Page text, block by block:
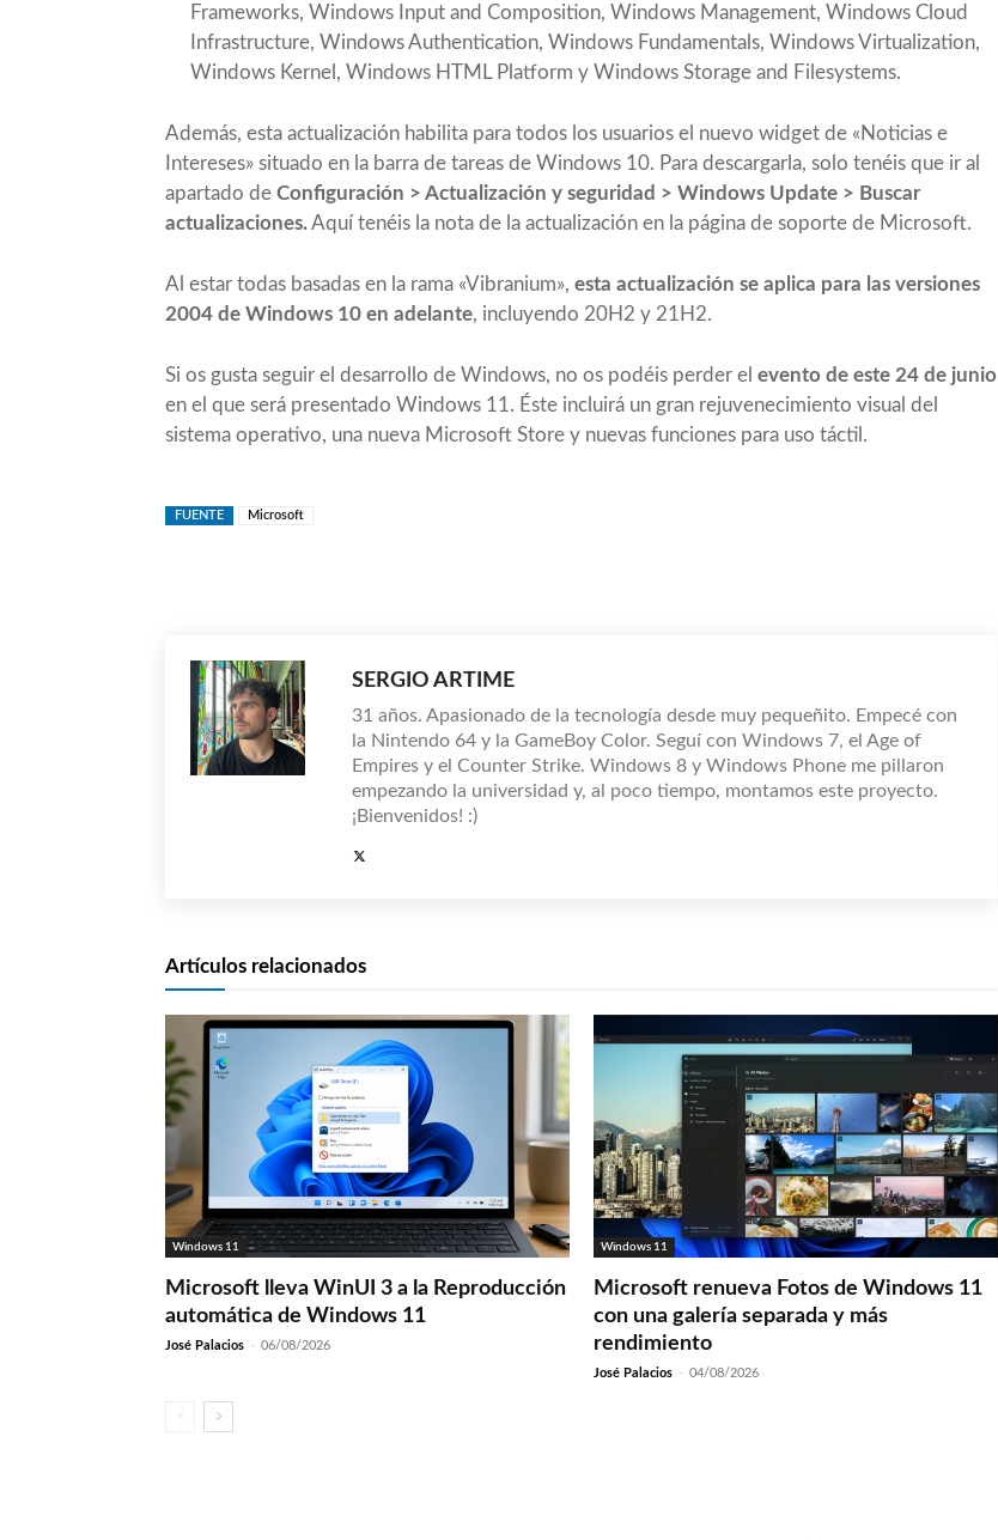
Frameworks, Windows Input and Composition, Windows Management, Windows Cloud
Infrastructure, Windows Authentication, Windows Fundamentals, Windows Virtualization,
Windows Kernel, Windows HTML Platform y Windows Storage and Filesystems.
Además, esta actualización habilita para todos los usuarios el nuevo widget de «Noticias e
Intereses» situado en la barra de tareas de Windows 10. Para descargarla, solo tenéis que ir al
apartado de Configuración > Actualización y seguridad > Windows Update > Buscar
actualizaciones.Aquí tenéis la nota de la actualización en la página de soporte de Microsoft.
Al estar todas basadas en la rama «Vibranium», esta actualización se aplica para las versiones
2004 de Windows 10 en adelante, incluyendo 20H2 y 21H2.
Si os gusta seguir el desarrollo de Windows, no os podéis perder el evento de este 24 de junio
en el que será presentado Windows 11. Éste incluirá un gran rejuvenecimiento visual del
sistema operativo, una nueva Microsoft Store y nuevas funciones para uso táctil.
FUENTE Microsoft
SERGIO ARTIME
31 años. Apasionado de la tecnología desde muy pequeñito. Empecé con
la Nintendo 64 y la GameBoy Color. Seguí con Windows 7, el Age of
Empires y el Counter Strike. Windows 8 y Windows Phone me pillaron
empezando la universidad y, al poco tiempo, montamos este proyecto.
¡Bienvenidos! :)
Artículos relacionados
Windows 11
Microsoft lleva WinUI 3 a la Reproducción
automática de Windows 11
José Palacios - 06/08/2026
Windows 11
Microsoft renueva Fotos de Windows 11
con una galería separada y más
rendimiento
José Palacios - 04/08/2026